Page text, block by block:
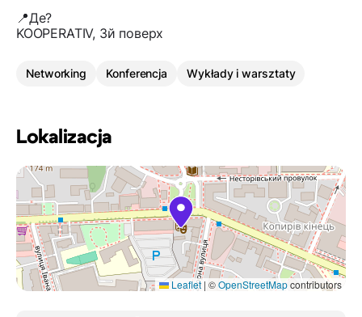
📍Де?
KOOPERATIV, 3й поверх
Networking Konferencja Wykłady i warsztaty
Lokalizacja
Leaflet | ©OpenStreetMapcontributors